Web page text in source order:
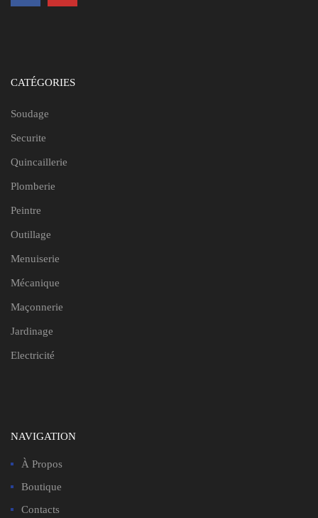
CATÉGORIES
Soudage
Securite
Quincaillerie
Plomberie
Peintre
Outillage
Menuiserie
Mécanique
Maçonnerie
Jardinage
Electricité
NAVIGATION
À Propos
Boutique
Contacts